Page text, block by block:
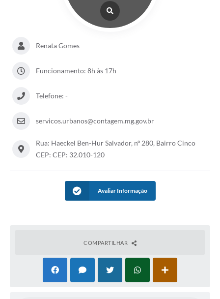
Renata Gomes
Funcionamento: 8h às 17h
Telefone: -
servicos.urbanos@contagem.mg.gov.br
Rua: Haeckel Ben-Hur Salvador, nº 280, Bairro Cinco
CEP: CEP: 32.010-120
Avaliar Informação
COMPARTILHAR